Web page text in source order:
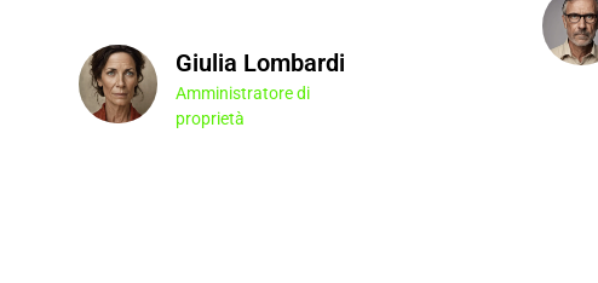
Giulia Lombardi
Amministratore di
proprietà